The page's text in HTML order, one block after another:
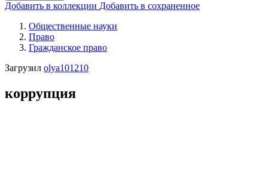
Добавить в коллекции Добавить в сохраненное
Общественные науки
Право
Гражданское право
Загрузил olya101210
коррупция